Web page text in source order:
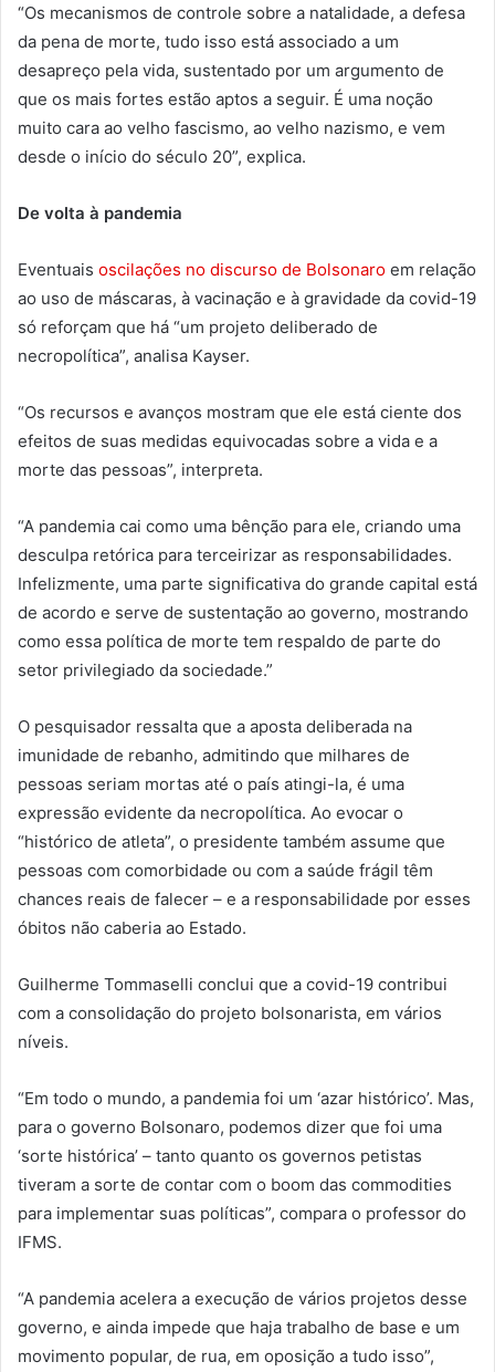
“Os mecanismos de controle sobre a natalidade, a defesa
da pena de morte, tudo isso está associado a um
desapreço pela vida, sustentado por um argumento de
que os mais fortes estão aptos a seguir. É uma noção
muito cara ao velho fascismo, ao velho nazismo, e vem
desde o início do século 20”, explica.
De volta à pandemia
Eventuais oscilações no discurso de Bolsonaro em relação
ao uso de máscaras, à vacinação e à gravidade da covid-19
só reforçam que há “um projeto deliberado de
necropolítica”, analisa Kayser.
“Os recursos e avanços mostram que ele está ciente dos
efeitos de suas medidas equivocadas sobre a vida e a
morte das pessoas”, interpreta.
“A pandemia cai como uma bênção para ele, criando uma
desculpa retórica para terceirizar as responsabilidades.
Infelizmente, uma parte significativa do grande capital está
de acordo e serve de sustentação ao governo, mostrando
como essa política de morte tem respaldo de parte do
setor privilegiado da sociedade.”
O pesquisador ressalta que a aposta deliberada na
imunidade de rebanho, admitindo que milhares de
pessoas seriam mortas até o país atingi-la, é uma
expressão evidente da necropolítica. Ao evocar o
“histórico de atleta”, o presidente também assume que
pessoas com comorbidade ou com a saúde frágil têm
chances reais de falecer – e a responsabilidade por esses
óbitos não caberia ao Estado.
Guilherme Tommaselli conclui que a covid-19 contribui
com a consolidação do projeto bolsonarista, em vários
níveis.
“Em todo o mundo, a pandemia foi um ‘azar histórico’. Mas,
para o governo Bolsonaro, podemos dizer que foi uma
‘sorte histórica’ – tanto quanto os governos petistas
tiveram a sorte de contar com o boom das commodities
para implementar suas políticas”, compara o professor do
IFMS.
“A pandemia acelera a execução de vários projetos desse
governo, e ainda impede que haja trabalho de base e um
movimento popular, de rua, em oposição a tudo isso”,